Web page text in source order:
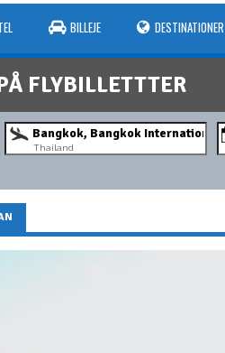
BILLEJE DESTINATIONER
FLYBILLETTTER
Thailand